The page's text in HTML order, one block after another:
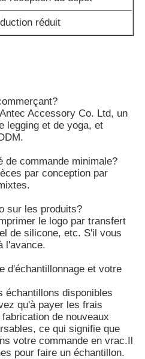
des femmes
rayé des guêtres
réduit
Accessory Co. Ltd, un
legging et de yoga, et
de commande minimale?
par conception par
sur les produits?
le logo par transfert
de silicone, etc. S'il vous
l'avance.
d'échantillonnage et votre
échantillons disponibles
qu'à payer les frais
de nouveaux
ce qui signifie que
votre commande en vrac.Il
pour faire un échantillon.